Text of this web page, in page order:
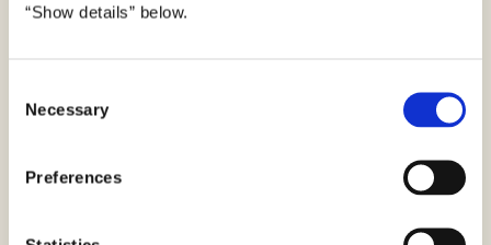
“Show details” below.
Necessary
Preferences
Forholdet mellem jobcenter og a-kasse er
Der mangler et overblik over regler og
rettigheder, som ikke forklares af en af
parterne
Se guiden "Når du får et nyt job" på borger.dk